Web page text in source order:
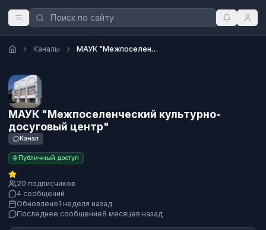
Каналы МАУК "Межпоселенческий культурно-досуговый центр"
МАУК "Межпоселенческий культурно-
досуговый центр"
Канал
🌐 Публичный доступ
20 подписчиков
4 сообщений
Обновлено1 неделя назад
Последнее сообщение8 месяцев назад